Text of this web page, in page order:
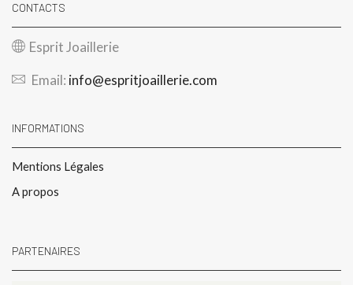
CONTACTS
Esprit Joaillerie
Email: info@espritjoaillerie.com
INFORMATIONS
Mentions Légales
A propos
PARTENAIRES